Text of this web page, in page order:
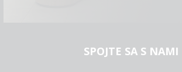
SPOJTE SA S NAMI